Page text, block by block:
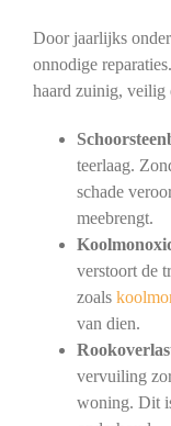
Door jaarlijks
onnodige
haard zuinig, veilig
teerlaag.
schade
meebrengt.
verstoort de
zoals
van dien.
vervuiling
woning. Dit